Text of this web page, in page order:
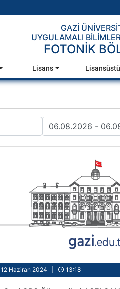
GAZİ
UYGULAMALI
FOTONİK
Lisans Lisansüstü
12 Haziran 2024 | 13:18